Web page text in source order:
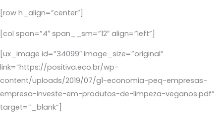
[row h_align=”center”]
[col span=”4″ span__sm=”12″ align=”left”]
[ux_image id=”34099″ image_size=”original”
link=”https://positiva.eco.br/wp-
content/uploads/2019/07/g1-economia-peq-empresas-
empresa-investe-em-produtos-de-limpeza-veganos.pdf”
target=”_blank”]